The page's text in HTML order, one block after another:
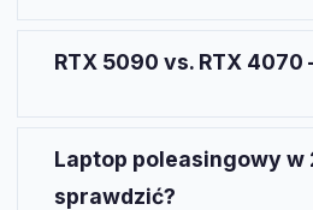
kart RTX 5080/5090 w PLN/
RTX 5090 vs. RTX 4070
w 1440p.
Laptop poleasingowy w
sprawdzić?